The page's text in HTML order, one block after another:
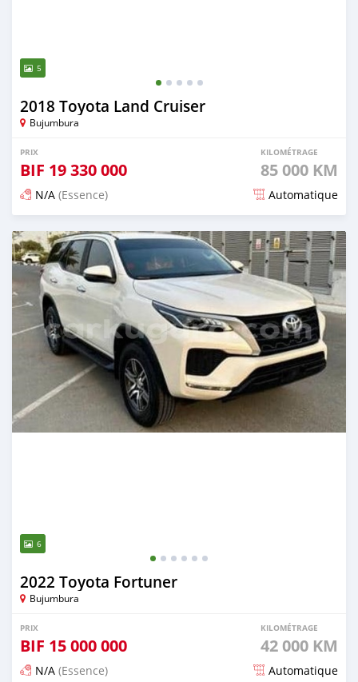
5
2018 Toyota Land Cruiser
Bujumbura
PRIX
BIF 19 330 000
KILOMÉTRAGE
85 000 KM
N/A (Essence) Automatique
Publié il y a 3 mois
6
2022 Toyota Fortuner
Bujumbura
PRIX
BIF 15 000 000
KILOMÉTRAGE
42 000 KM
N/A (Essence) Automatique